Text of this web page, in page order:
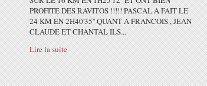
PROFITE DES RAVITOS !!!!! PASCAL A FAIT LE
24 KM EN 2H40'35'' QUANT A FRANCOIS , JEAN
CLAUDE ET CHANTAL ILS...
Lire la suite